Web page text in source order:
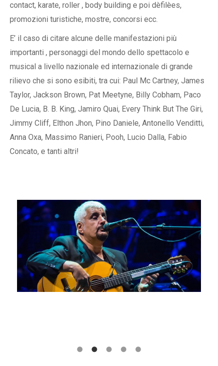
contact, karate, roller , body building e poi dèfilèes,
promozioni turistiche, mostre, concorsi ecc.
E’ il caso di citare alcune delle manifestazioni più
importanti , personaggi del mondo dello spettacolo e
musical a livello nazionale ed internazionale di grande
rilievo che si sono esibiti, tra cui: Paul Mc Cartney, James
Taylor, Jackson Brown, Pat Meetyne, Billy Cobham, Paco
De Lucia, B. B. King, Jamiro Quai, Every Think But The Giri,
Jimmy Cliff, Elthon Jhon, Pino Daniele, Antonello Venditti,
Anna Oxa, Massimo Ranieri, Pooh, Lucio Dalla, Fabio
Concato, e tanti altri!